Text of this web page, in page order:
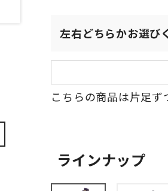
左右どちらかお選び
こちらの商品は片足ず
ラインナップ